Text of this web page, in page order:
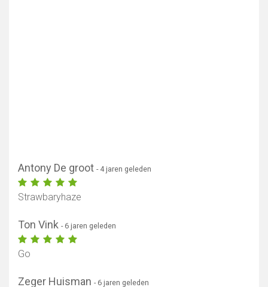
Antony De groot - 4 jaren geleden
Strawbaryhaze
Ton Vink - 6 jaren geleden
Go
Zeger Huisman - 6 jaren geleden